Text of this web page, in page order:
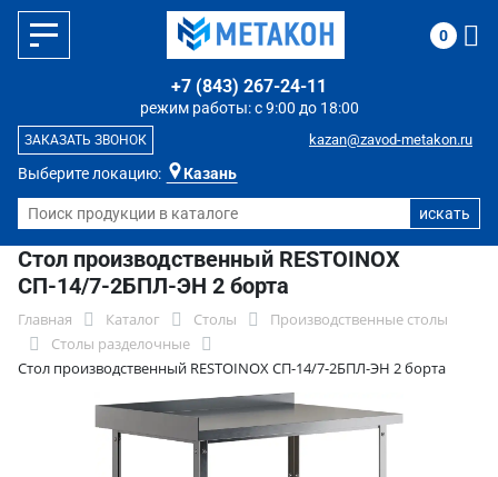
Выберите локацию: Казань
режим работы: с 9:00 до 18:00
+7 (843) 267-24-11
kazan@zavod-metakon.ru
ЗАКАЗАТЬ ЗВОНОК
0
Стол производственный RESTOINOX
СП-14/7-2БПЛ-ЭН 2 борта
Главная Каталог Столы
Производственные столы
Столы разделочные
Стол производственный RESTOINOX СП-14/7-2БПЛ-ЭН 2 борта